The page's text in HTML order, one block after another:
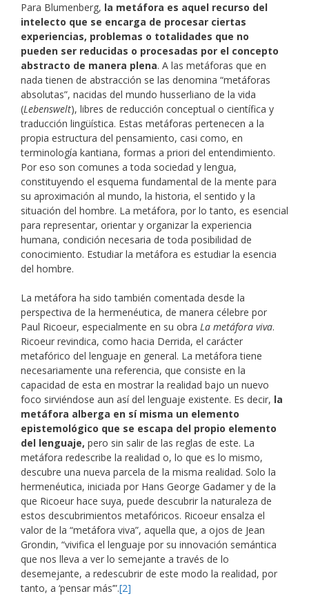
Para Blumenberg, la metáfora es aquel recurso del
intelecto que se encarga de procesar ciertas
experiencias, problemas o totalidades que no
pueden ser reducidas o procesadas por el concepto
abstracto de manera plena. A las metáforas que en
nada tienen de abstracción se las denomina “metáforas
absolutas”, nacidas del mundo husserliano de la vida
(Lebenswelt), libres de reducción conceptual o científica y
traducción lingüística. Estas metáforas pertenecen a la
propia estructura del pensamiento, casi como, en
terminología kantiana, formas a priori del entendimiento.
Por eso son comunes a toda sociedad y lengua,
constituyendo el esquema fundamental de la mente para
su aproximación al mundo, la historia, el sentido y la
situación del hombre. La metáfora, por lo tanto, es esencial
para representar, orientar y organizar la experiencia
humana, condición necesaria de toda posibilidad de
conocimiento. Estudiar la metáfora es estudiar la esencia
del hombre.
La metáfora ha sido también comentada desde la
perspectiva de la hermenéutica, de manera célebre por
Paul Ricoeur, especialmente en su obra La metáfora viva.
Ricoeur revindica, como hacia Derrida, el carácter
metafórico del lenguaje en general. La metáfora tiene
necesariamente una referencia, que consiste en la
capacidad de esta en mostrar la realidad bajo un nuevo
foco sirviéndose aun así del lenguaje existente. Es decir, la
metáfora alberga en sí misma un elemento
epistemológico que se escapa del propio elemento
del lenguaje, pero sin salir de las reglas de este. La
metáfora redescribe la realidad o, lo que es lo mismo,
descubre una nueva parcela de la misma realidad. Solo la
hermenéutica, iniciada por Hans George Gadamer y de la
que Ricoeur hace suya, puede descubrir la naturaleza de
estos descubrimientos metafóricos. Ricoeur ensalza el
valor de la “metáfora viva”, aquella que, a ojos de Jean
Grondin, “vivifica el lenguaje por su innovación semántica
que nos lleva a ver lo semejante a través de lo
desemejante, a redescubrir de este modo la realidad, por
tanto, a ‘pensar más’”.[2]